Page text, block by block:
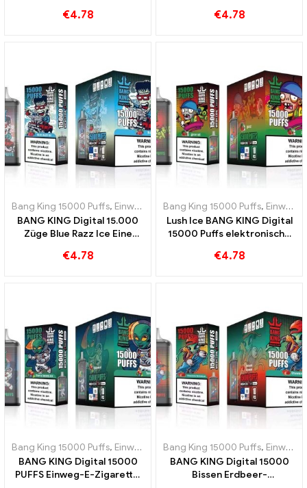
roten und grünen Äpfeln
€4.78
Digital 15000 PUFFS
€4.78
Bang King 15000 Puffs, Einweg-E-Zigaretten Schweden ,Einweg-
BANG KING Digital 15.000
Züge Blue Razz Ice Eine
Zigarette
€4.78
Bang King 15000 Puffs, Einweg-E-Zigaretten Schweden
Lush Ice BANG KING Digital
15000 Puffs elektronische
Watermelon
€4.78
Bang King 15000 Puffs, Einweg-E-Zigaretten Schweden ,Einweg-
BANG KING Digital 15000
PUFFS Einweg-E-Zigarette,
Bang King 15000 Puffs, Einweg-E-Zigaretten Schweden
BANG KING Digital 15000
Bissen Erdbeer-